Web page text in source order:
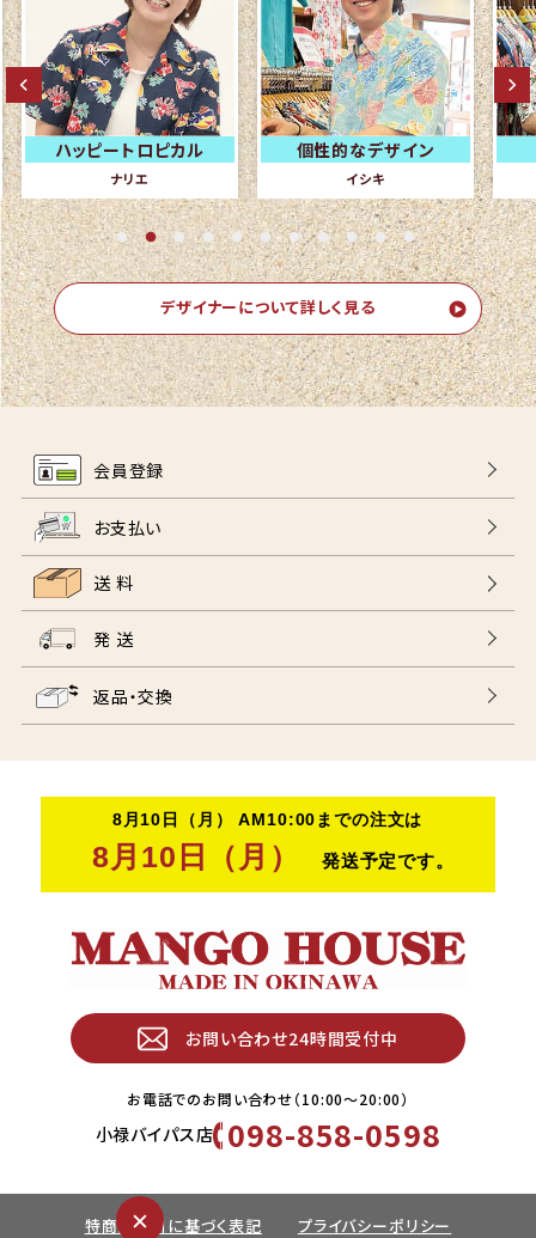
ハッピートロピカル
ナリエ
個性的なデザイン
イシキ
デザイナーについて詳しく見る
✕
会員登録
お支払い
送 料
発 送
返品・交換
お問い合わせ24時間受付中
お電話でのお問い合わせ（10:00〜20:00）
小禄バイパス店 098-858-0598
特商法取引に基づく表記 プライバシーポリシー